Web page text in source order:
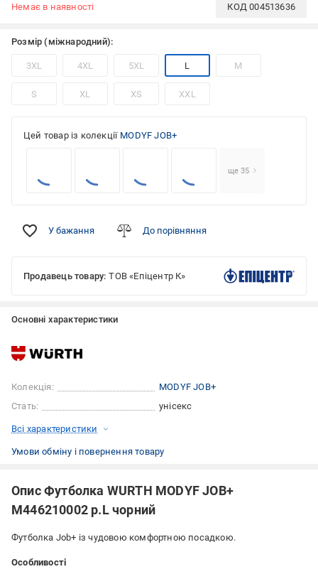
Немає в наявності КОД004513636
Розмір (міжнародний):
3XL 4XL 5XL L M
S XL XS XXL
Цей товар із колекції MODYF JOB+
ще 35
У бажання До порівняння
Продавець товару: ТОВ «Епіцентр К»
Основні характеристики
Колекція:
MODYF JOB+
Стать:
унісекс
Всі характеристики
Умови обміну і повернення товару
Опис Футболка WURTH MODYF JOB+
M446210002 р.L чорний
Футболка Job+ із чудовою комфортною посадкою.
Особливості